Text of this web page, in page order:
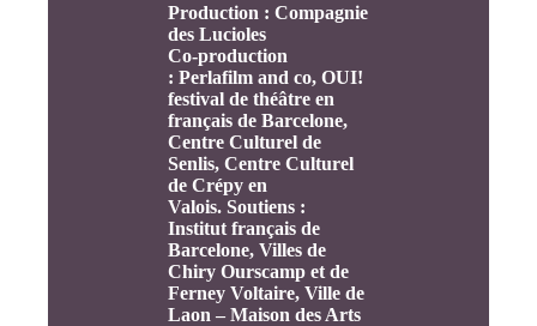
Production : Compagnie
des Lucioles
Co-production
: Perlafilm and co, OUI!
festival de théâtre en
français de Barcelone,
Centre Culturel de
Senlis, Centre Culturel
de Crépy en
Valois. Soutiens :
Institut français de
Barcelone, Villes de
Chiry Ourscamp et de
Ferney Voltaire, Ville de
Laon – Maison des Arts